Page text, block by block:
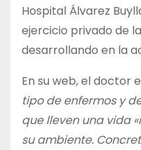
Hospital Álvarez
ejercicio privado de
desarrollando en la
En su web, el doctor
tipo de enfermos y
que lleven una vida
su ambiente.